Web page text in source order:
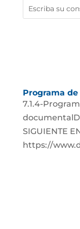
Programa
7.1.4-
SIGUIENTE
https://